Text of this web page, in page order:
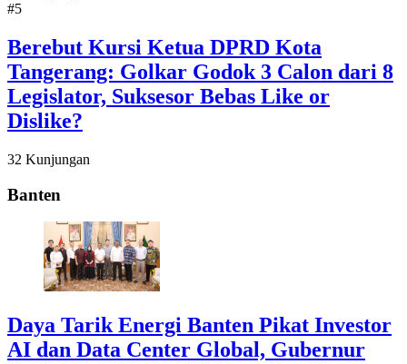
#5
Berebut Kursi Ketua DPRD Kota
Tangerang: Golkar Godok 3 Calon dari 8
Legislator, Suksesor Bebas Like or
Dislike?
32 Kunjungan
Banten
Daya Tarik Energi Banten Pikat Investor
AI dan Data Center Global, Gubernur